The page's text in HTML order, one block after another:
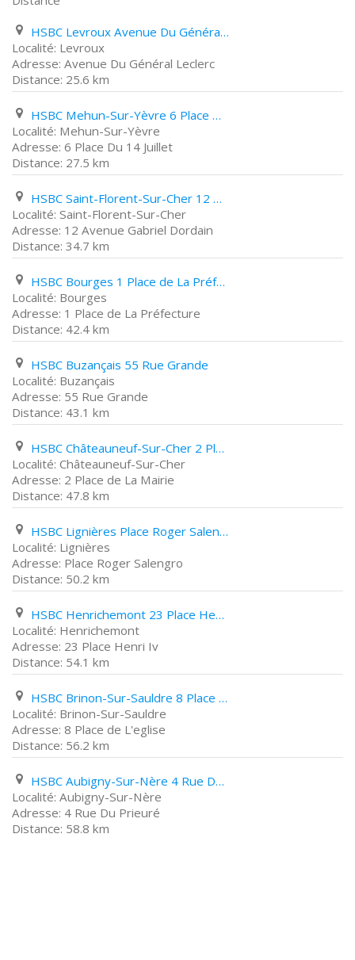
HSBC Levroux Avenue Du Général Leclerc
Levroux
Avenue Du Général Leclerc
25.6 km
HSBC Mehun-Sur-Yèvre 6 Place Du 14 Juillet
Mehun-Sur-Yèvre
6 Place Du 14 Juillet
27.5 km
HSBC Saint-Florent-Sur-Cher 12 Avenue Gabriel Dordain
Saint-Florent-Sur-Cher
12 Avenue Gabriel Dordain
34.7 km
HSBC Bourges 1 Place de La Préfecture
Bourges
1 Place de La Préfecture
42.4 km
HSBC Buzançais 55 Rue Grande
Buzançais
55 Rue Grande
43.1 km
HSBC Châteauneuf-Sur-Cher 2 Place de La Mairie
Châteauneuf-Sur-Cher
2 Place de La Mairie
47.8 km
HSBC Lignières Place Roger Salengro
Lignières
Place Roger Salengro
50.2 km
HSBC Henrichemont 23 Place Henri Iv
Henrichemont
23 Place Henri Iv
54.1 km
HSBC Brinon-Sur-Sauldre 8 Place de L'eglise
Brinon-Sur-Sauldre
8 Place de L'eglise
56.2 km
HSBC Aubigny-Sur-Nère 4 Rue Du Prieuré
Aubigny-Sur-Nère
4 Rue Du Prieuré
58.8 km